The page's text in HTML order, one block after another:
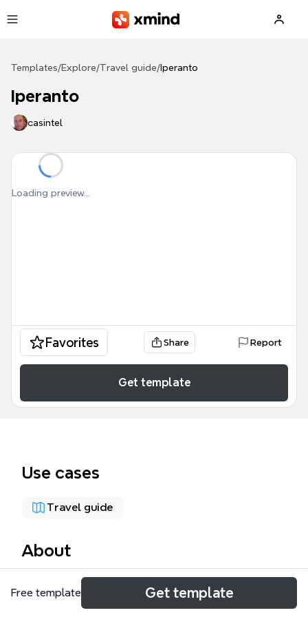
Templates/Explore/Travel guide/ Iperanto
Iperanto
casintel
Loading preview...
Favorites Share Report
Get template
Use cases
Travel guide
About
La mappa mentale Iperanto è uno strumento visivo
dedicato alla scoperta del territorio di Poggiridenti
Free template Get template